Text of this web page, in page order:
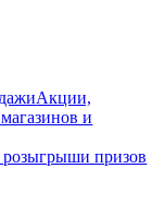
Акции,
и
призов